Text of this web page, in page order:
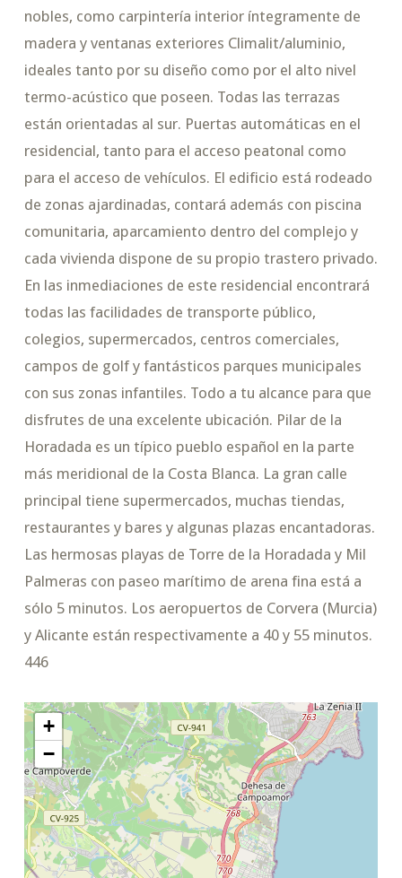
nobles, como carpintería interior íntegramente de
madera y ventanas exteriores Climalit/aluminio,
ideales tanto por su diseño como por el alto nivel
termo-acústico que poseen. Todas las terrazas
están orientadas al sur. Puertas automáticas en el
residencial, tanto para el acceso peatonal como
para el acceso de vehículos. El edificio está rodeado
de zonas ajardinadas, contará además con piscina
comunitaria, aparcamiento dentro del complejo y
cada vivienda dispone de su propio trastero privado.
En las inmediaciones de este residencial encontrará
todas las facilidades de transporte público,
colegios, supermercados, centros comerciales,
campos de golf y fantásticos parques municipales
con sus zonas infantiles. Todo a tu alcance para que
disfrutes de una excelente ubicación. Pilar de la
Horadada es un típico pueblo español en la parte
más meridional de la Costa Blanca. La gran calle
principal tiene supermercados, muchas tiendas,
restaurantes y bares y algunas plazas encantadoras.
Las hermosas playas de Torre de la Horadada y Mil
Palmeras con paseo marítimo de arena fina está a
sólo 5 minutos. Los aeropuertos de Corvera (Murcia)
y Alicante están respectivamente a 40 y 55 minutos.
446
+
−